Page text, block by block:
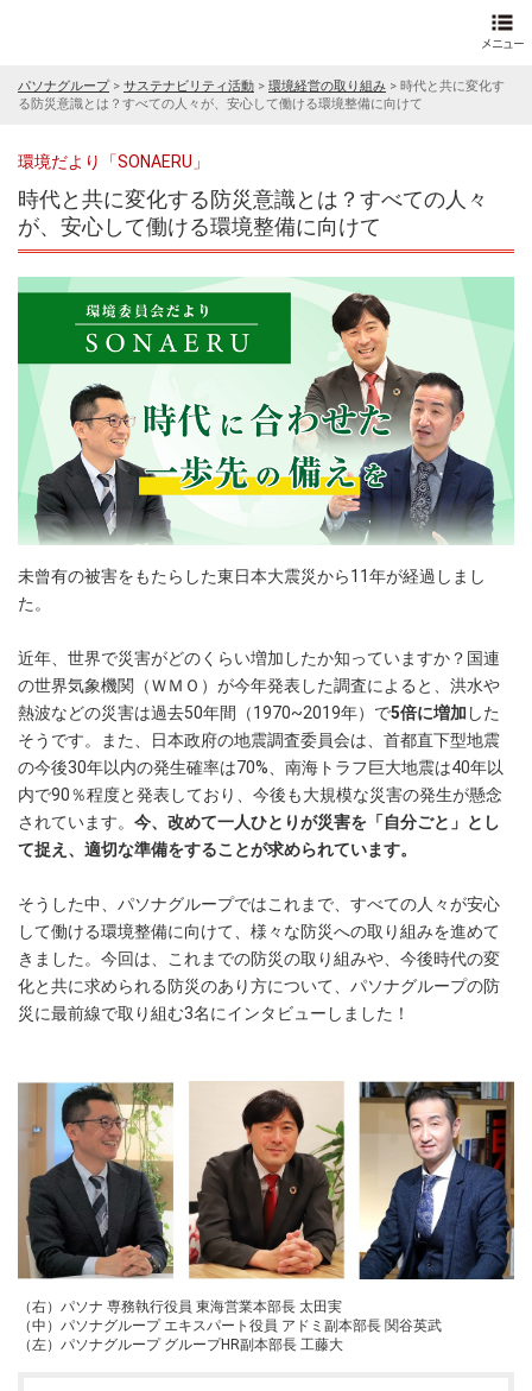
パソナグループ> サステナビリティ活動 > 環境経営の取り組み > 時代と共に変化す
る防災意識とは？すべての人々が、安心して働ける環境整備に向けて
環境だより「SONAERU」
時代と共に変化する防災意識とは？すべての人々
が、安心して働ける環境整備に向けて
未曾有の被害をもたらした東日本大震災から11年が経過しまし
た。
近年、世界で災害がどのくらい増加したか知っていますか？国連
の世界気象機関（ＷＭＯ）が今年発表した調査によると、洪水や
熱波などの災害は過去50年間（1970~2019年）で5倍に増加 した
そうです。また、日本政府の地震調査委員会は、首都直下型地震
の今後30年以内の発生確率は70%、南海トラフ巨大地震は40年以
内で90％程度と発表しており、今後も大規模な災害の発生が懸念
されています。 今、改めて一人ひとりが災害を「自分ごと」とし
て捉え、適切な準備をすることが求められています。
そうした中、パソナグループではこれまで、すべての人々が安心
して働ける環境整備に向けて、様々な防災への取り組みを進めて
きました。今回は、これまでの防災の取り組みや、今後時代の変
化と共に求められる防災のあり方について、パソナグループの防
災に最前線で取り組む3名にインタビューしました！
（右）パソナ 専務執行役員 東海営業本部長 太田実
（中）パソナグループ エキスパート役員 アドミ副本部長 関谷英武
（左）パソナグループ グループHR副本部長 工藤大